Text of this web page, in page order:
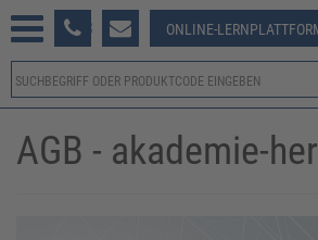
381-123 ONLINE-
AGB - akademie-